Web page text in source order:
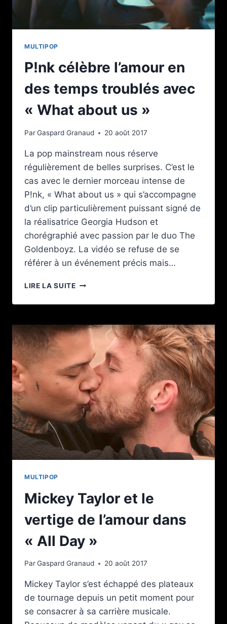
MULTIPOP
P!nk célèbre l’amour en
des temps troublés avec
« What about us »
ParGaspard Granaud 20 août 2017
La pop mainstream nous réserve
régulièrement de belles surprises. C’est le
cas avec le dernier morceau intense de
P!nk, « What about us » qui s’accompagne
d’un clip particulièrement puissant signé de
la réalisatrice Georgia Hudson et
chorégraphié avec passion par le duo The
Goldenboyz. La vidéo se refuse de se
référer à un événement précis mais…
LIRE LA SUITEP!NK
L’AMOUR
DES
TEMPS
TROUBLÉS
AVEC
« WHAT
ABOUT
US »
MULTIPOP
Mickey Taylor et le
vertige de l’amour dans
« All Day »
ParGaspard Granaud 20 août 2017
Mickey Taylor s’est échappé des plateaux
de tournage depuis un petit moment pour
se consacrer à sa carrière musicale.